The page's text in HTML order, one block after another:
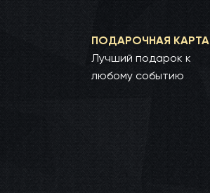
ПОДАРОЧНАЯ КАРТА
Лучший подарок к
любому событию